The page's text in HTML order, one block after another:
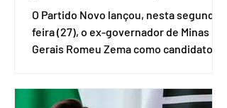
O Partido Novo lançou, nesta segunda-
feira (27), o ex-governador de Minas
Gerais Romeu Zema como candidato à
Brasília. O Novo ainda não definiu quem